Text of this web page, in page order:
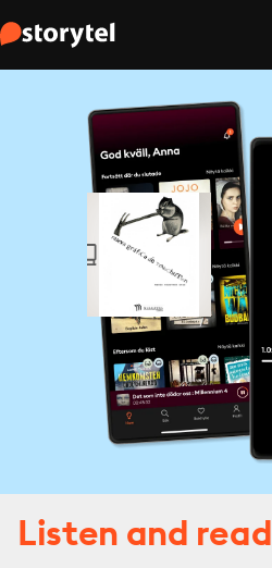
Listen and read